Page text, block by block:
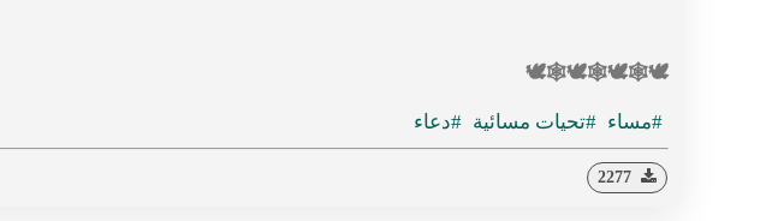
🕊🕸🕊🕸🕊🕸🕊
#مساء #تحيات مسائية #دعاء